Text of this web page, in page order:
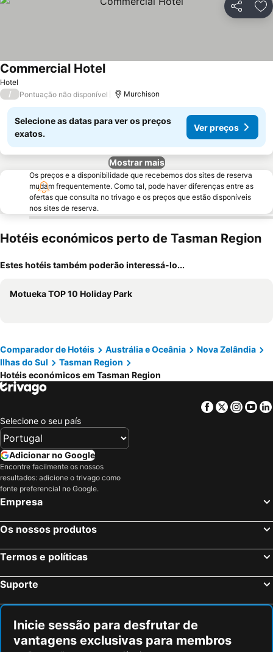
Partilhar
Hotel
Commercial Hotel
/ Pontuação não disponível Murchison
Selecione as datas para ver os preços
exatos.
Ver preços
Mostrar mais
Os preços e a disponibilidade que recebemos dos sites de reserva
mudam frequentemente. Como tal, pode haver diferenças entre as
ofertas que consulta no trivago e os preços que estão disponíveis
nos sites de reserva.
Hotéis económicos perto de Tasman Region
Estes hotéis também poderão interessá-lo...
Motueka TOP 10 Holiday Park
Comparador de Hotéis Austrália e Oceânia
Nova Zelândia
Ilhas do Sul
Tasman Region
Hotéis económicos em Tasman Region
Facebook
Twitter
Selecione o seu país
Adicionar no Google
Encontre facilmente os nossos
resultados: adicione o trivago como
fonte preferencial no Google.
Empresa
Os nossos produtos
Termos e políticas
Suporte
Inicie sessão para desfrutar de
vantagens exclusivas para membros